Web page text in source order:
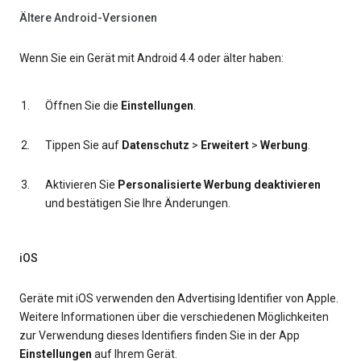
Ältere Android-Versionen
Wenn Sie ein Gerät mit Android 4.4 oder älter haben:
Öffnen Sie die Einstellungen.
Tippen Sie auf Datenschutz > Erweitert > Werbung.
Aktivieren Sie Personalisierte Werbung deaktivieren
und bestätigen Sie Ihre Änderungen.
iOS
Geräte mit iOS verwenden den Advertising Identifier von Apple.
Weitere Informationen über die verschiedenen Möglichkeiten
zur Verwendung dieses Identifiers finden Sie in der App
Einstellungen auf Ihrem Gerät.